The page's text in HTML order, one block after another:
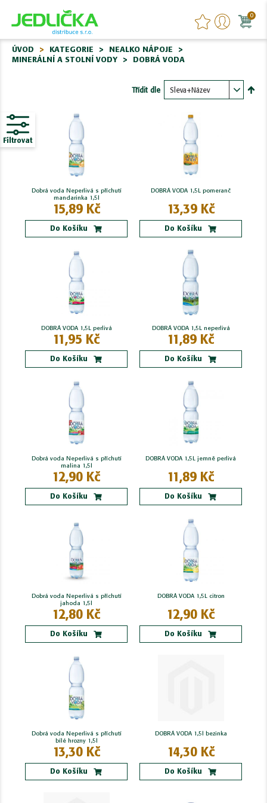
0
ÚVOD KATEGORIE
NEALKO NÁPOJE
MINERÁLNÍ A STOLNÍ VODY
DOBRÁ VODA
Třídit dle
Dobrá voda Neperlivá s příchutí
mandarinka 1,5l
15,89 Kč
Do Košíku
DOBRÁ VODA 1,5L pomeranč
13,39 Kč
Do Košíku
DOBRÁ VODA 1,5L perlivá
11,95 Kč
Do Košíku
DOBRÁ VODA 1,5L neperlivá
11,89 Kč
Do Košíku
Dobrá voda Neperlivá s příchutí
malina 1,5l
12,90 Kč
Do Košíku
DOBRÁ VODA 1,5L jemně perlivá
11,89 Kč
Do Košíku
Dobrá voda Neperlivá s příchutí
jahoda 1,5l
12,80 Kč
Do Košíku
DOBRÁ VODA 1,5L citron
12,90 Kč
Do Košíku
Dobrá voda Neperlivá s příchutí
bílé hrozny 1,5l
13,30 Kč
Do Košíku
DOBRÁ VODA 1,5l bezinka
14,30 Kč
Do Košíku
Filtrovat